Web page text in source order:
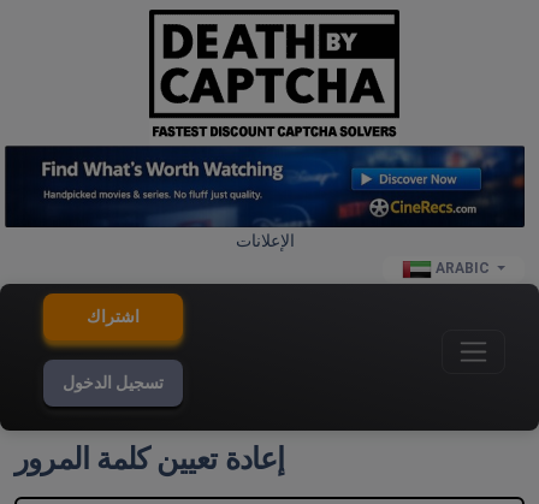
الإعلانات
ARABIC
اشتراك
تسجيل الدخول
إعادة تعيين كلمة المرور